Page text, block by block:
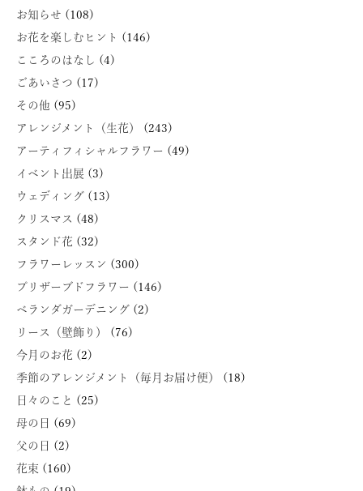
お知らせ (108)
お花を楽しむヒント
(146)
こころのはなし (4)
ごあいさつ (17)
その他 (95)
アレンジメント（生花）
(243)
アーティフィシャルフラワー (49)
イベント出展 (3)
ウェディング (13)
クリスマス (48)
スタンド花 (32)
フラワーレッスン (300)
プリザーブドフラワー (146)
ベランダガーデニング (2)
リース（壁飾り）
(76)
今月のお花 (2)
季節のアレンジメント（毎月お届け便）
(18)
日々のこと
(25)
母の日
(69)
父の日
(2)
花束 (160)